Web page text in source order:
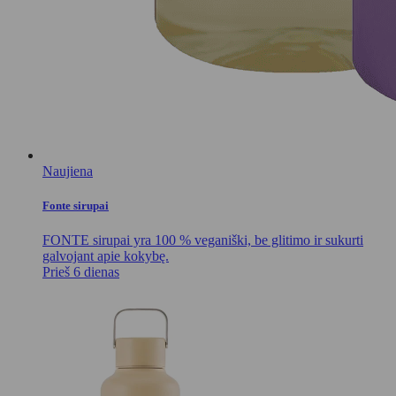
Naujiena
Fonte sirupai
FONTE sirupai yra 100 % veganiški, be glitimo ir sukurti
galvojant apie kokybę.
Prieš 6 dienas